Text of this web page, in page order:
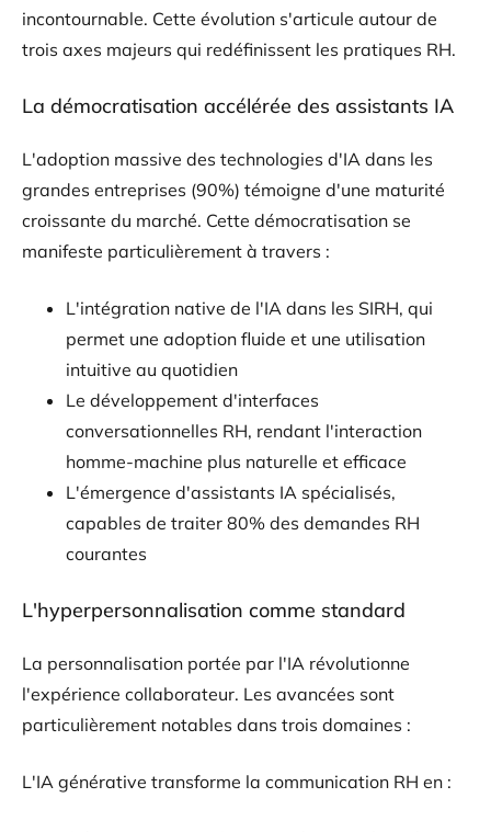
incontournable. Cette évolution s'articule autour de
trois axes majeurs qui redéfinissent les pratiques RH.
La démocratisation accélérée des assistants IA
L'adoption massive des technologies d'IA dans les
grandes entreprises (90%) témoigne d'une maturité
croissante du marché. Cette démocratisation se
manifeste particulièrement à travers :
L'intégration native de l'IA dans les SIRH, qui
permet une adoption fluide et une utilisation
intuitive au quotidien
Le développement d'interfaces
conversationnelles RH, rendant l'interaction
homme-machine plus naturelle et efficace
L'émergence d'assistants IA spécialisés,
capables de traiter 80% des demandes RH
courantes
L'hyperpersonnalisation comme standard
La personnalisation portée par l'IA révolutionne
l'expérience collaborateur. Les avancées sont
particulièrement notables dans trois domaines :
L'IA générative transforme la communication RH en :